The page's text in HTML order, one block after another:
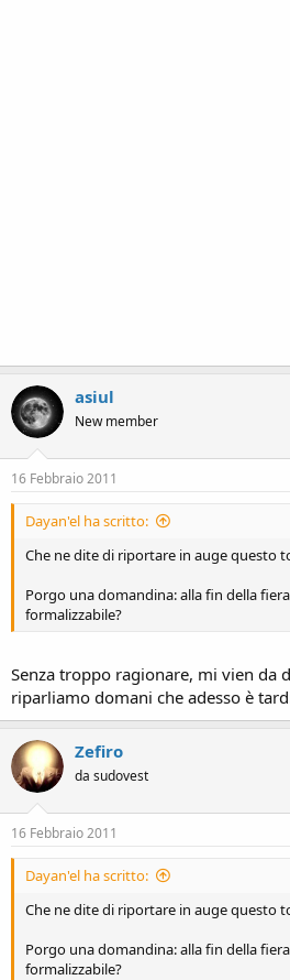
asiul
New member
16 Febbraio 2011
Dayan'el ha scritto:
Che ne dite di riportare in auge questo
Porgo una domandina: alla fin della
formalizzabile?
Senza troppo ragionare, mi vien da
riparliamo domani che adesso è
Zefiro
da sudovest
16 Febbraio 2011
Dayan'el ha scritto:
Che ne dite di riportare in auge questo
Porgo una domandina: alla fin della
formalizzabile?